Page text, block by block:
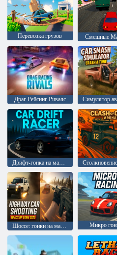
Перевозка грузов Смешные
Драг Рейсинг Ривалс
Дрифт-гонка на машинах
Микро